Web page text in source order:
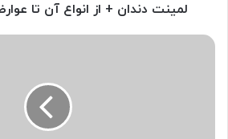
لمینت دندان + از انواع آن تا
لق